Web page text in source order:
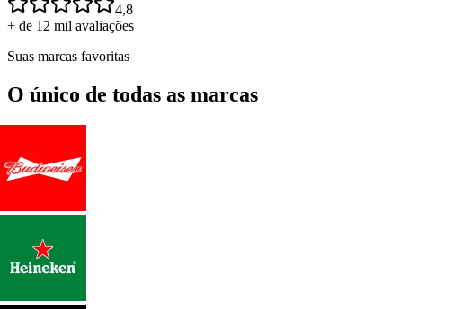
4,8
+ de 12 mil avaliações
Suas marcas favoritas
O único de todas as marcas